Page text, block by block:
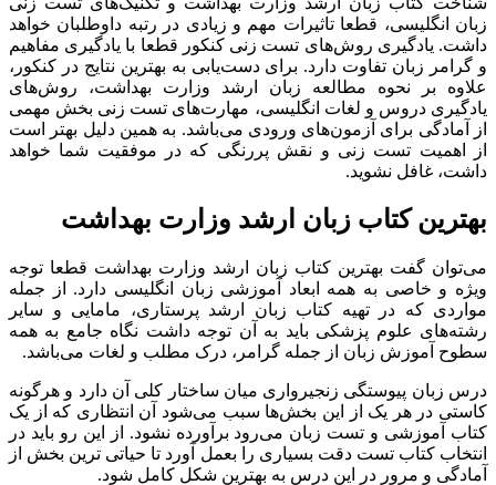
زبان انگلیسی، قطعا تاثیرات مهم و زیادی در رتبه داوطلبان خواهد
داشت. یادگیری روش‌های تست زنی کنکور قطعا با یادگیری مفاهیم
و گرامر زبان تفاوت دارد. برای دست‌یابی به بهترین نتایج در کنکور،
علاوه بر نحوه مطالعه زبان ارشد وزارت بهداشت، روش‌های
یادگیری دروس و لغات انگلیسی، مهارت‌های تست زنی بخش مهمی
از آمادگی برای آزمون‌های ورودی می‌باشد. به همین دلیل بهتر است
از اهمیت تست زنی و نقش پررنگی که در موفقیت شما خواهد
داشت، غافل نشوید.
بهترین کتاب زبان ارشد وزارت بهداشت
می‌توان گفت بهترین کتاب زبان ارشد وزارت بهداشت قطعا توجه
ویژه و خاصی به همه ابعاد آموزشی زبان انگلیسی دارد. از جمله
مواردی که در تهیه کتاب زبان ارشد پرستاری، مامایی و سایر
رشته‌های علوم پزشکی باید به آن توجه داشت نگاه جامع به همه
سطوح آموزش زبان از جمله گرامر، درک مطلب و لغات می‌باشد.
درس زبان پیوستگی زنجیرواری میان ساختار کلی آن دارد و هرگونه
کاستی در هر یک از این بخش‌ها سبب می‌شود آن انتظاری که از یک
کتاب آموزشی و تست زبان می‌رود برآورده نشود. از این رو باید در
انتخاب کتاب تست دقت بسیاری را بعمل آورد تا حیاتی ترین بخش از
آمادگی و مرور در این درس به بهترین شکل کامل شود.